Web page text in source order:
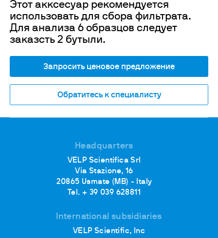
Этот акксесуар рекомендуется
использовать для сбора фильтрата.
Для анализа 6 образцов следует
заказсть 2 бутыли.
Запросить ценовое предложение
Обратитесь к специалисту
Headquarters
VELP Scientifica Srl
Via Stazione, 16
20865 Usmate (MB) - Italy
Tel. + 39 039 628811
International subsidiaries
VELP Scientific, Inc